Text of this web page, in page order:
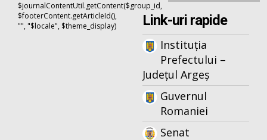
$journalContentUtil.getContent($group_id,
$footerContent.getArticleId(),
"", "$locale", $theme_display)
Link-uri rapide
Instituția
Prefectului –
Județul Argeș
Guvernul
Romaniei
Senat